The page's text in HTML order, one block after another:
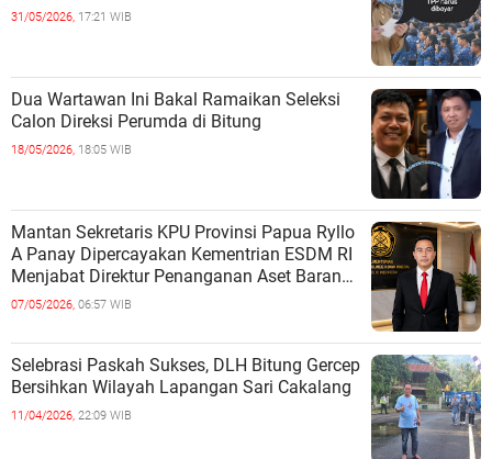
31/05/2026, 17:21 WIB
Dua Wartawan Ini Bakal Ramaikan Seleksi
Calon Direksi Perumda di Bitung
18/05/2026, 18:05 WIB
Mantan Sekretaris KPU Provinsi Papua Ryllo
A Panay Dipercayakan Kementrian ESDM RI
Menjabat Direktur Penanganan Aset Barang
Bukti
07/05/2026, 06:57 WIB
Selebrasi Paskah Sukses, DLH Bitung Gercep
Bersihkan Wilayah Lapangan Sari Cakalang
11/04/2026, 22:09 WIB